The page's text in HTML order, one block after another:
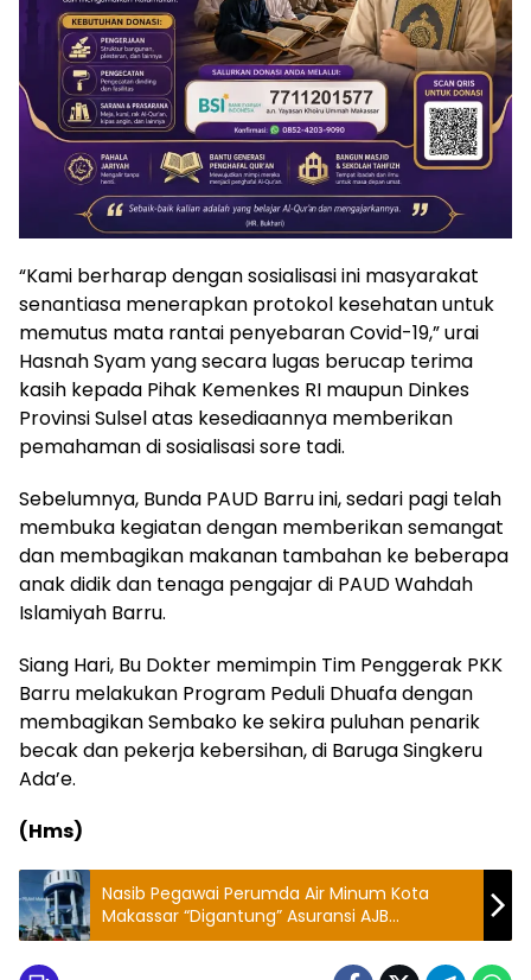
“Kami berharap dengan sosialisasi ini masyarakat
senantiasa menerapkan protokol kesehatan untuk
memutus mata rantai penyebaran Covid-19,” urai
Hasnah Syam yang secara lugas berucap terima
kasih kepada Pihak Kemenkes RI maupun Dinkes
Provinsi Sulsel atas kesediaannya memberikan
pemahaman di sosialisasi sore tadi.
Sebelumnya, Bunda PAUD Barru ini, sedari pagi telah
membuka kegiatan dengan memberikan semangat
dan membagikan makanan tambahan ke beberapa
anak didik dan tenaga pengajar di PAUD Wahdah
Islamiyah Barru.
Siang Hari, Bu Dokter memimpin Tim Penggerak PKK
Barru melakukan Program Peduli Dhuafa dengan
membagikan Sembako ke sekira puluhan penarik
becak dan pekerja kebersihan, di Baruga Singkeru
Ada’e.
(Hms)
Nasib Pegawai Perumda Air Minum Kota
Makassar “Digantung” Asuransi AJB
Bumiputer